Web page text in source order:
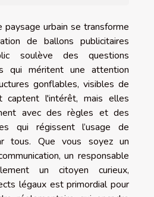
paysage urbain se transforme
de ballons publicitaires
soulève des questions
qui méritent une attention
gonflables, visibles de
l'intérêt, mais elles
avec des règles et des
qui régissent l’usage de
tous. Que vous soyez un
un responsable
un citoyen curieux,
légaux est primordial pour